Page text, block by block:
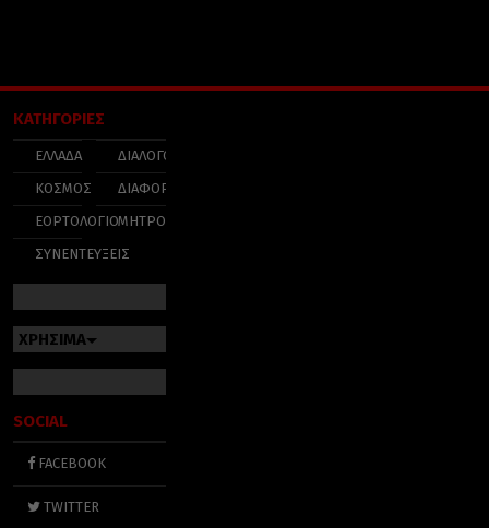
ΚΑΤΗΓΟΡΙΕΣ
ΕΛΛΑΔΑ
ΚΟΣΜΟΣ
ΕΟΡΤΟΛΟΓΙΟ
ΣΥΝΕΝΤΕΥΞΕΙΣ
ΔΙΑΛΟΓΟΣ
ΔΙΑΦΟΡΑ
ΜΗΤΡΟΠΟΛΕΙΣ
ΧΡΗΣΙΜΑ
SOCIAL
FACEBOOK
TWITTER